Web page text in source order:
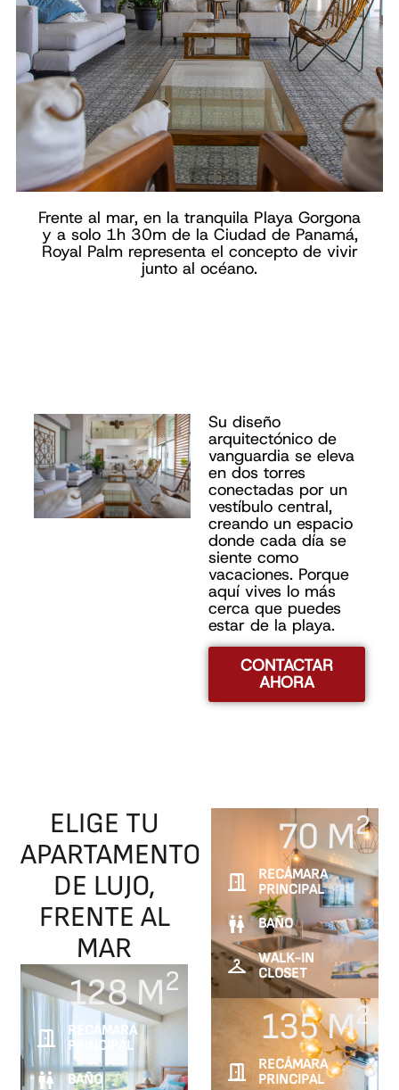
Frente al mar, en la tranquila Playa Gorgona
y a solo 1h 30m de la Ciudad de Panamá,
Royal Palm representa el concepto de vivir
junto al océano.
Su diseño
arquitectónico de
vanguardia se eleva
en dos torres
conectadas por un
vestíbulo central,
creando un espacio
donde cada día se
siente como
vacaciones. Porque
aquí vives lo más
cerca que puedes
estar de la playa.
CONTACTAR
AHORA
70 M2
RECÁMARA
PRINCIPAL
BAÑO
WALK-IN
CLOSET
135 M2
RECÁMARA
PRINCIPAL
ELIGE TU
APARTAMENTO
DE LUJO,
FRENTE AL
MAR
128 M2
RECÁMARA
PRINCIPAL
BAÑO